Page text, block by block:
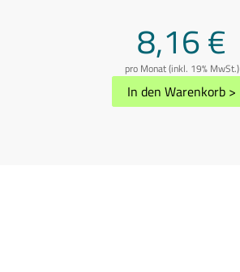
8,16 €
pro Monat (inkl. 19% MwSt.)
In den Warenkorb >